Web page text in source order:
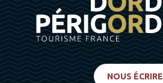
NOUS ÉCRIRE